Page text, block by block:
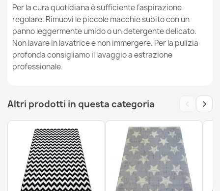
Tappeto BUBBLE cerchio argento 21 IMITAZIONE
PELLICCIA DI CONIGLIO 3D strutturale
Tappeto PATCHWORK nero - Pelle di vacchetta
58,90 €
Per la cura quotidiana è sufficiente l’aspirazione
regolare. Rimuovi le piccole macchie subito con un
panno leggermente umido o un detergente delicato.
Non lavare in lavatrice e non immergere. Per la pulizia
profonda consigliamo il lavaggio a estrazione
professionale.
Altri prodotti in questa categoria ‹ ›